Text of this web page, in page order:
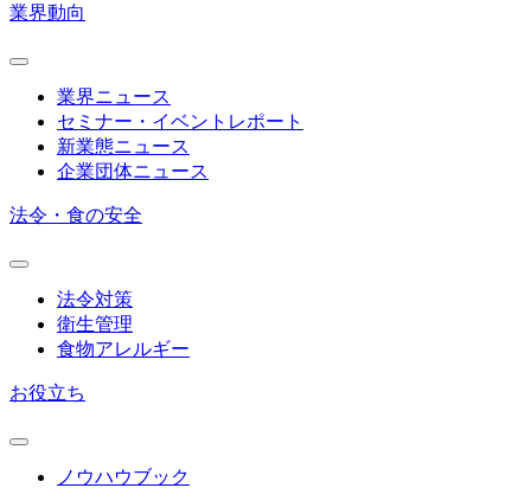
業界動向
業界ニュース
セミナー・イベントレポート
新業態ニュース
企業団体ニュース
法令・食の安全
法令対策
衛生管理
食物アレルギー
お役立ち
ノウハウブック